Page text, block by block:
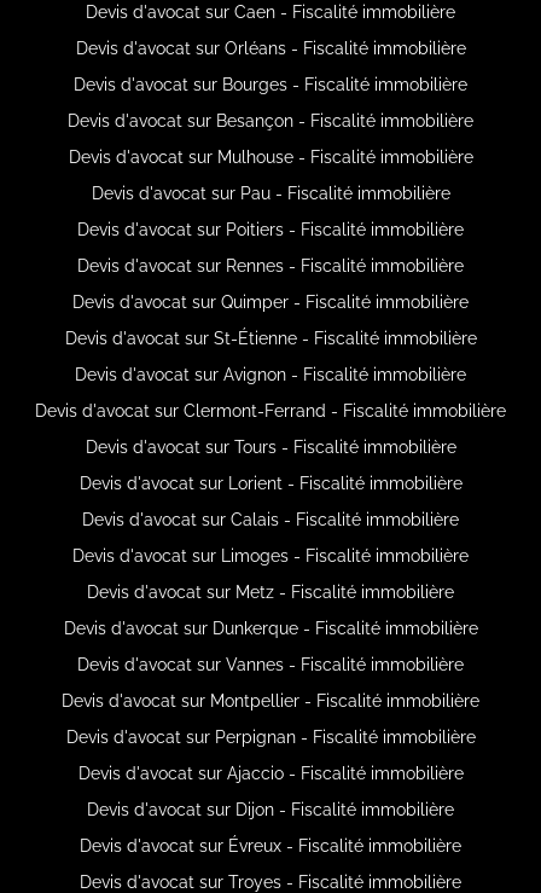
Devis d'avocat sur Caen - Fiscalité immobilière
Devis d'avocat sur Orléans - Fiscalité immobilière
Devis d'avocat sur Bourges - Fiscalité immobilière
Devis d'avocat sur Besançon - Fiscalité immobilière
Devis d'avocat sur Mulhouse - Fiscalité immobilière
Devis d'avocat sur Pau - Fiscalité immobilière
Devis d'avocat sur Poitiers - Fiscalité immobilière
Devis d'avocat sur Rennes - Fiscalité immobilière
Devis d'avocat sur Quimper - Fiscalité immobilière
Devis d'avocat sur St-Étienne - Fiscalité immobilière
Devis d'avocat sur Avignon - Fiscalité immobilière
Devis d'avocat sur Clermont-Ferrand - Fiscalité immobilière
Devis d'avocat sur Tours - Fiscalité immobilière
Devis d'avocat sur Lorient - Fiscalité immobilière
Devis d'avocat sur Calais - Fiscalité immobilière
Devis d'avocat sur Limoges - Fiscalité immobilière
Devis d'avocat sur Metz - Fiscalité immobilière
Devis d'avocat sur Dunkerque - Fiscalité immobilière
Devis d'avocat sur Vannes - Fiscalité immobilière
Devis d'avocat sur Montpellier - Fiscalité immobilière
Devis d'avocat sur Perpignan - Fiscalité immobilière
Devis d'avocat sur Ajaccio - Fiscalité immobilière
Devis d'avocat sur Dijon - Fiscalité immobilière
Devis d'avocat sur Évreux - Fiscalité immobilière
Devis d'avocat sur Troyes - Fiscalité immobilière